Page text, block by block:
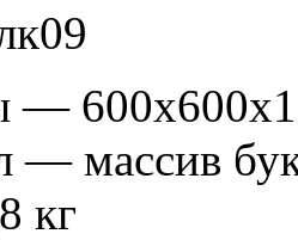
—
— массив
кг